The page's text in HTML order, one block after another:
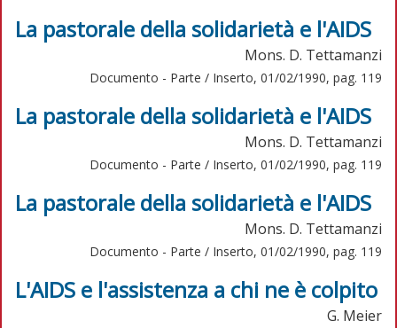
La pastorale della solidarietà e l'AIDS
Mons. D. Tettamanzi
Documento - Parte / Inserto, 01/02/1990, pag. 119
La pastorale della solidarietà e l'AIDS
Mons. D. Tettamanzi
Documento - Parte / Inserto, 01/02/1990, pag. 119
La pastorale della solidarietà e l'AIDS
Mons. D. Tettamanzi
Documento - Parte / Inserto, 01/02/1990, pag. 119
L'AIDS e l'assistenza a chi ne è colpito
G. Meier